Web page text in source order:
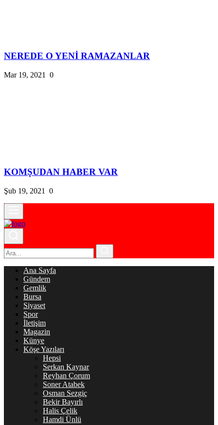
NEREDE O YENİ RAMAZANLAR
Mar 19, 2021 0
KOMŞUDAN HABER VAR
Şub 19, 2021 0
Ana Sayfa
Gündem
Gemlik
Bursa
Siyaset
Spor
İletişim
Magazin
Künye
Köşe Yazıları
Hepsi
Serkan Kaynar
Reyhan Çorum
Soner Atabek
Osman Sezgiç
Bekir Bayırlı
Halis Çelik
Hamdi Ünlü